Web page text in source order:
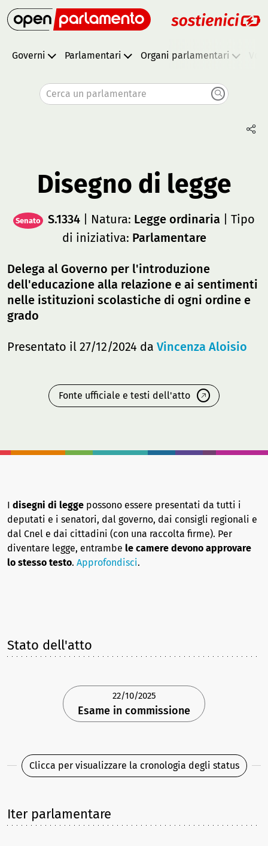
Governi Parlamentari Organi parlamentari
Cerca un parlamentare
Disegno di legge
Senato S.1334 | Natura: Legge ordinaria | Tipo
di iniziativa: Parlamentare
Delega al Governo per l'introduzione
dell'educazione alla relazione e ai sentimenti
nelle istituzioni scolastiche di ogni ordine e
grado
Presentato il 27/12/2024 da Vincenza Aloisio
Fonte ufficiale e testi dell'atto
I disegni di legge possono essere presentati da tutti i
deputati e i senatori, dal governo, dai consigli regionali e
dal Cnel e dai cittadini (con una raccolta firme). Per
diventare legge, entrambe le camere devono approvare
lo stesso testo. Approfondisci.
Stato dell'atto
22/10/2025
Esame in commissione
Clicca per visualizzare la cronologia degli status
Iter parlamentare